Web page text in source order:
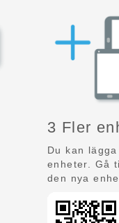
3 Fler
Du kan
enheter. Gå
den nya